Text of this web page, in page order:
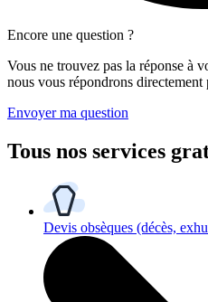
Encore une question ?
Vous ne trouvez pas la réponse à
nous vous répondrons directement
Envoyer ma question
Tous nos services
Devis obsèques (décès,